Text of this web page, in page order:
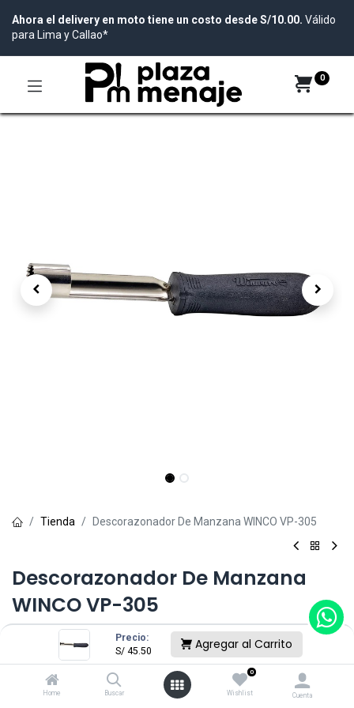
Precio:
S/ 45.50 Agregar al Carrito
Home Buscar
0
Wishlist Cuenta
Ahora el delivery en moto tiene un costo desde S/10.00. Válido
para Lima y Callao*
0
Tienda Descorazonador De Manzana WINCO VP-305
Descorazonador De Manzana
WINCO VP-305
(0 reseña)
45.50